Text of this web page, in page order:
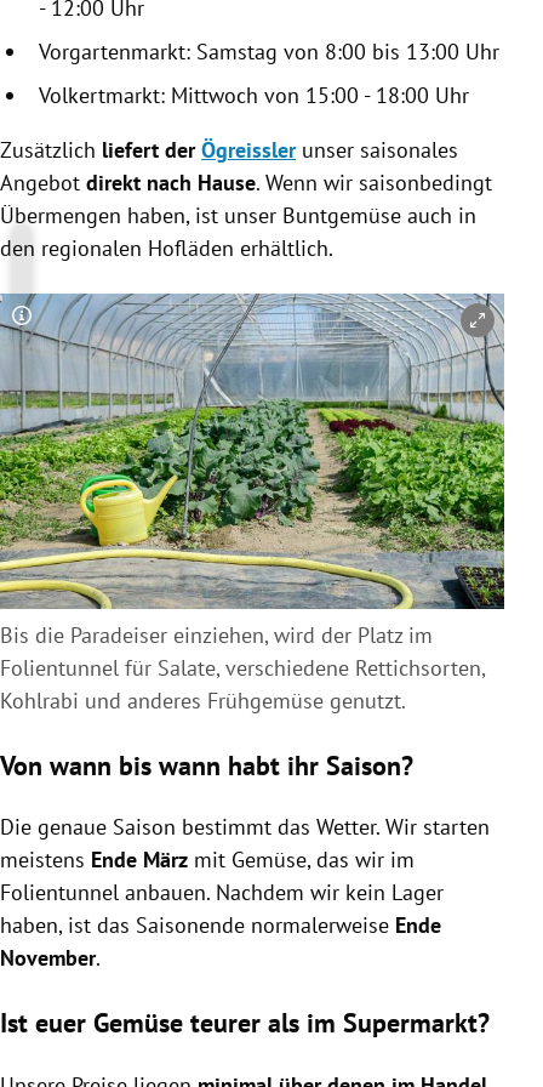
- 12:00 Uhr
Vorgartenmarkt: Samstag von 8:00 bis 13:00 Uhr
Volkertmarkt: Mittwoch von 15:00 - 18:00 Uhr
Zusätzlich liefert derÖgreisslerunser saisonales
Angebot direkt nach Hause. Wenn wir saisonbedingt
Übermengen haben, ist unser Buntgemüse auch in
den regionalen Hofläden erhältlich.
Copyright-Hinweis öffnen/schließen
Bis die Paradeiser einziehen, wird der Platz im
Folientunnel für Salate, verschiedene Rettichsorten,
Kohlrabi und anderes Frühgemüse genutzt.
Von wann bis wann habt ihr Saison?
Die genaue Saison bestimmt das Wetter. Wir starten
meistens Ende März mit Gemüse, das wir im
Folientunnel anbauen. Nachdem wir kein Lager
haben, ist das Saisonende normalerweise Ende
November.
Ist euer Gemüse teurer als im Supermarkt?